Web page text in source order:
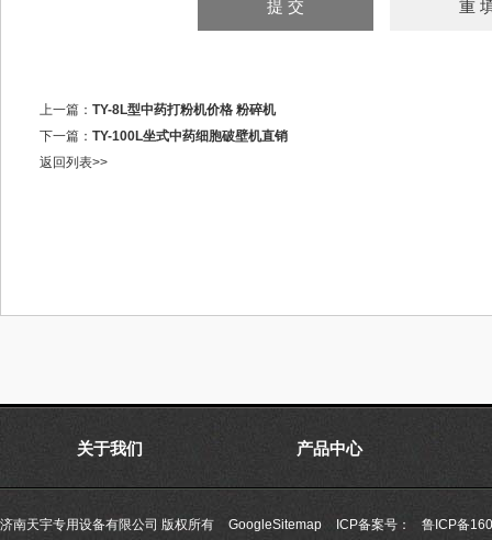
上一篇： TY-8L型中药打粉机价格 粉碎机
下一篇： TY-100L坐式中药细胞破壁机直销
返回列表>>
关于我们 产品中心
济南天宇专用设备有限公司 版权所有 GoogleSitemap ICP备案号： 鲁ICP备